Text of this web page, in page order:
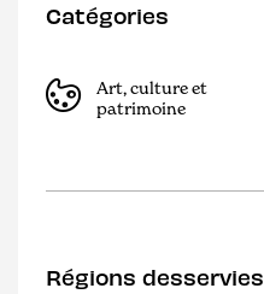
Catégories
Art, culture et
patrimoine
Régions desservies